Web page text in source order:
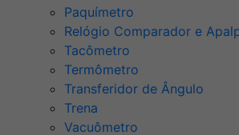
Paquímetro
Relógio Comparador e
Tacômetro
Termômetro
Transferidor de Ângulo
Trena
Vacuômetro